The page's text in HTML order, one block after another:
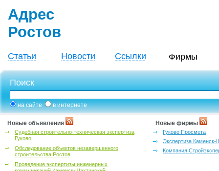
Адрес
Ростов
Статьи Новости Ссылки Фирмы
Поиск
на сайте в интернете
Новые объявления
Судебная строительно-техническая экспертиза
Гуково
Обследование объектов незавершенного
строительства Ростов
Проведение экспертизы инженерных
Новые фирмы
Гуково Просмета
Экспертиза Каменск-
Компания